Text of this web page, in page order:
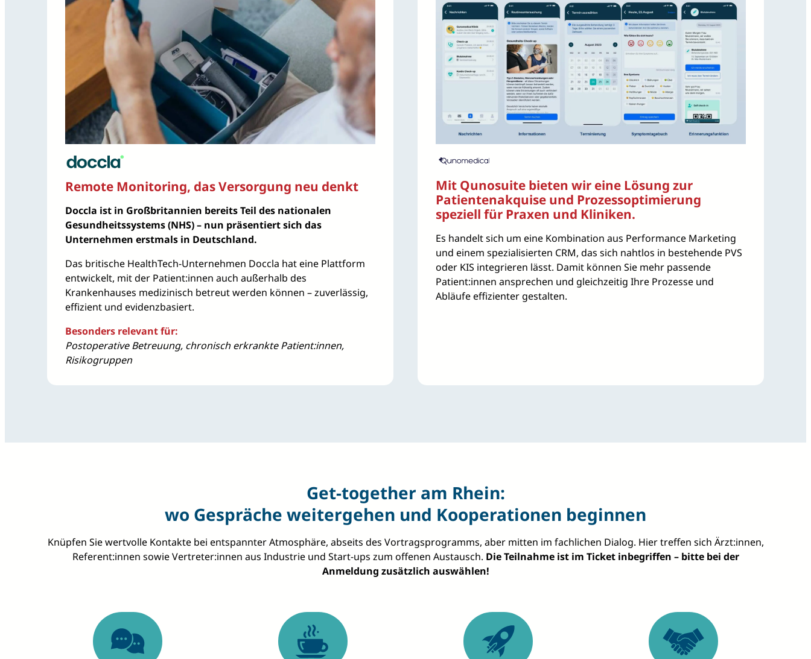
Remote Monitoring, das Versorgung neu denkt
Doccla ist in Großbritannien bereits Teil des nationalen
Gesundheitssystems (NHS) – nun präsentiert sich das
Unternehmen erstmals in Deutschland.
Das britische HealthTech-Unternehmen Doccla hat eine Plattform
entwickelt, mit der Patient:innen auch außerhalb des
Krankenhauses medizinisch betreut werden können – zuverlässig,
effizient und evidenzbasiert.
Besonders relevant für:
Postoperative Betreuung, chronisch erkrankte Patient:innen,
Risikogruppen
Mit Qunosuite bieten wir eine Lösung zur
Patientenakquise und Prozessoptimierung
speziell für Praxen und Kliniken.
Es handelt sich um eine Kombination aus Performance Marketing
und einem spezialisierten CRM, das sich nahtlos in bestehende PVS
oder KIS integrieren lässt. Damit können Sie mehr passende
Patient:innen ansprechen und gleichzeitig Ihre Prozesse und
Abläufe effizienter gestalten.
Get‑together am Rhein:
wo Gespräche weitergehen und Kooperationen beginnen
Knüpfen Sie wertvolle Kontakte bei entspannter Atmosphäre, abseits des Vortragsprogramms, aber mitten im fachlichen Dialog. Hier treffen sich Ärzt:innen,
Referent:innen sowie Vertreter:innen aus Industrie und Start‑ups zum offenen Austausch. Die Teilnahme ist im Ticket inbegriffen – bitte bei der
Anmeldung zusätzlich auswählen!